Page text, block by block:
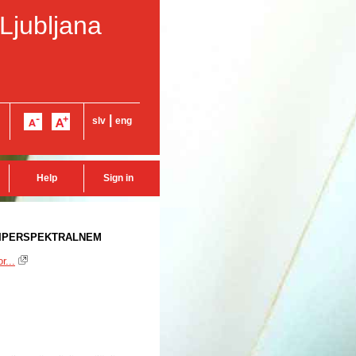
slv eng
Help Sign in